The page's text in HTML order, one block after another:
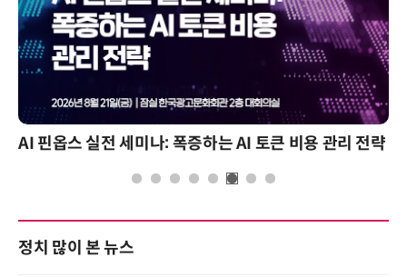
AI 핀옵스 실전 세미나: 폭증하는 AI 토큰 비용 관리 전략
정치 많이 본 뉴스